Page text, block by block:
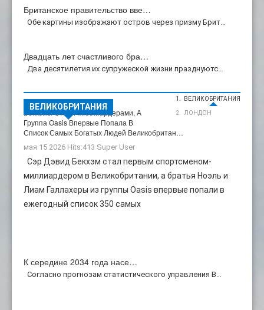
Британское правительство вве…
Обе картины изображают остров через призму Брит…
Двадцать лет счастливого бра…
Два десятилетия их супружеской жизни празднуютс…
ВЕЛИКОБРИТАНИЯ
ВЕЛИКОБРИТАНИЯ
ЛОНДОН
Бекхэмы Стали Миллиардерами, А
Группа Oasis Впервые Попала В
Список Самых Богатых Людей Великобритан…
мая 15 2026 Hits:413
Великобритания
Super User
Сэр Дэвид Бекхэм стал первым спортсменом-
миллиардером в Великобритании, а братья Ноэль и
Лиам Галлахеры из группы Oasis впервые попали в
ежегодный список 350 самых
К середине 2034 года насе…
Согласно прогнозам статистического управления В…